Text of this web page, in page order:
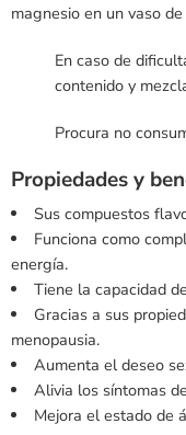
magnesio en un vaso
En caso de
contenido y
Procura no
Propiedades y
Sus compuestos
Funciona como
energía.
Tiene la capacidad
Gracias a sus
menopausia.
Aumenta el deseo
Alivia los síntomas
Mejora el estado de